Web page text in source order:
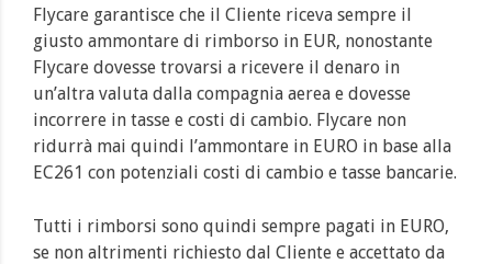
Flycare garantisce che il Cliente riceva sempre il
giusto ammontare di rimborso in EUR, nonostante
Flycare dovesse trovarsi a ricevere il denaro in
un’altra valuta dalla compagnia aerea e dovesse
incorrere in tasse e costi di cambio. Flycare non
ridurrà mai quindi l’ammontare in EURO in base alla
EC261 con potenziali costi di cambio e tasse bancarie.
Tutti i rimborsi sono quindi sempre pagati in EURO,
se non altrimenti richiesto dal Cliente e accettato da